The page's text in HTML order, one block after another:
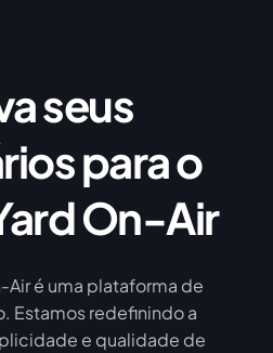
seus
para o
On-Air
Air é uma plataforma de
Estamos redefinindo a
e qualidade de